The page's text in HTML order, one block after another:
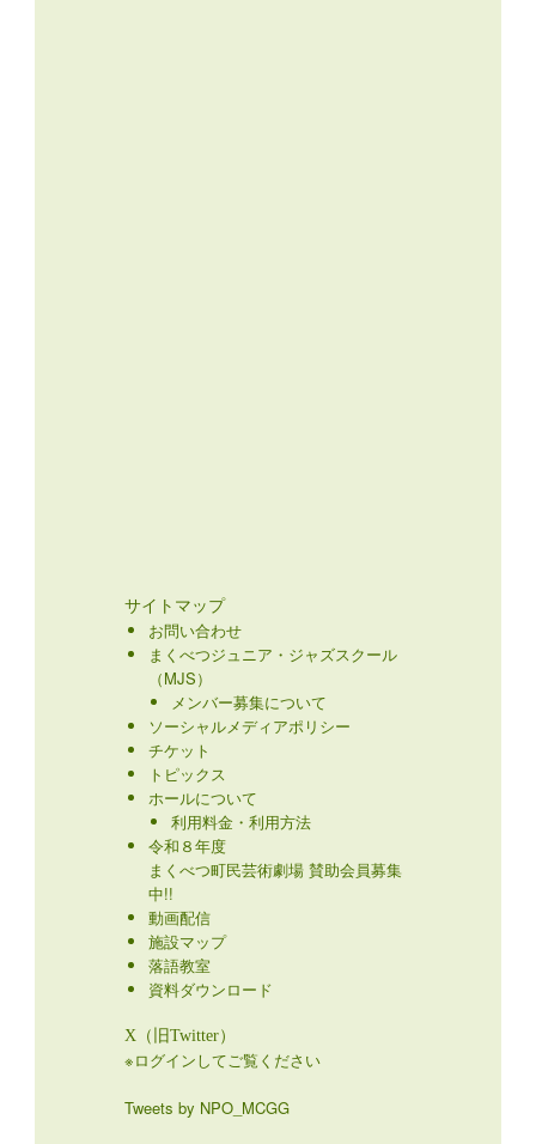
サイトマップ
お問い合わせ
まくべつジュニア・ジャズスクール
（MJS）
メンバー募集について
ソーシャルメディアポリシー
チケット
トピックス
ホールについて
利用料金・利用方法
令和８年度
まくべつ町民芸術劇場 賛助会員募集
中!!
動画配信
施設マップ
落語教室
資料ダウンロード
X（旧Twitter）
※ログインしてご覧ください
Tweets by NPO_MCGG